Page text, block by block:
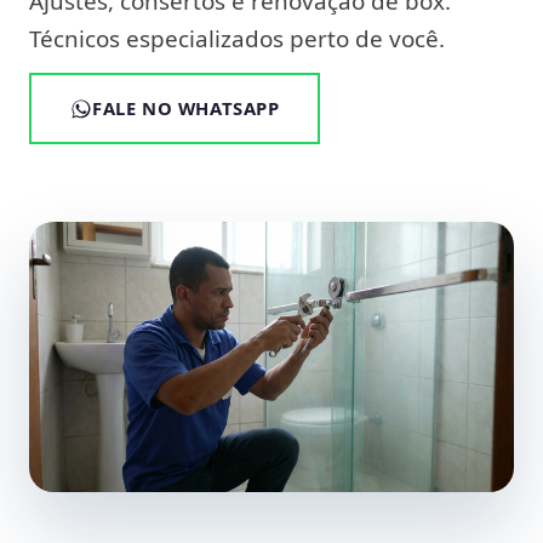
Técnicos especializados perto de você.
FALE NO WHATSAPP